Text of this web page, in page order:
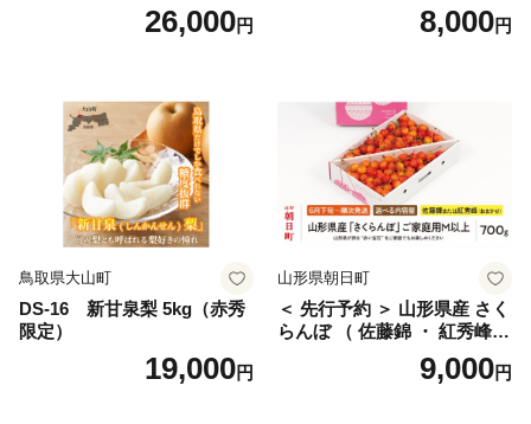
g×4パック) Lサイズ以上 旬
桜桃 産地直送 サクランボ チ
26,000円
g (Mサイズ以上サイズミック
ス) 8000円 わけあり ぶんた
産 農家直送 期間限定 特産品
サイズミックス くらもとフ
ァーム 愛南町 愛媛県
8,000円
鳥取県大山町
DS-16 新甘泉梨 5kg（赤秀
限定）
19,000円
山形県朝日町
＜ 先行予約 ＞ 山形県産 さく
らんぼ （ 佐藤錦 ・ 紅秀峰
） ご家庭用 M以上 700g 【20
26年6月下旬から7月上旬発
9,000円